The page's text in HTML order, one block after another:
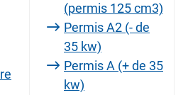
(permis 125 cm3)
Permis A2 (- de
35 kw)
Permis A (+ de 35
kw)